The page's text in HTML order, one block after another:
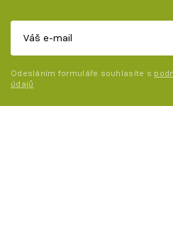
Odesláním formuláře souhlasíte s
údajů